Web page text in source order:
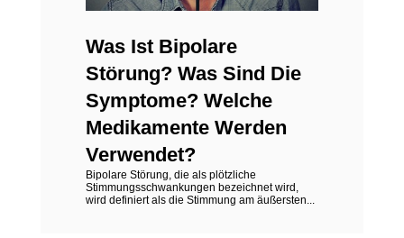
Was Ist Bipolare
Störung? Was Sind Die
Symptome? Welche
Medikamente Werden
Verwendet?
Bipolare Störung, die als plötzliche
Stimmungsschwankungen bezeichnet wird,
wird definiert als die Stimmung am äußersten...